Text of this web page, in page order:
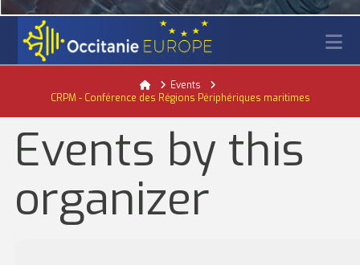
ACTUALITÉ DE L'UNION EUROPÉENNE, ACTUALITÉ DE LA REPRÉSENTATION D’OCCITANIE EUROPE, ECONOMIE CIRCULAIRE, ÉNERGIE - ENVIRONNEMENT - CLIMAT
JUILLET 24, 2026
HomeEvents
CRPM - Conférence des Régions Périphériques maritimes
Events by this
organizer